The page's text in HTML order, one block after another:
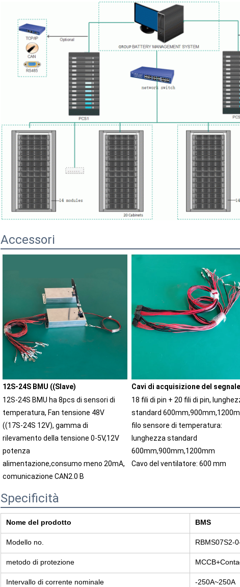
Accessori
12S-24S BMU ((Slave)
12S-24S BMU ha 8pcs di sensori di
temperatura, Fan tensione 48V
((17S-24S 12V), gamma di
rilevamento della tensione 0-5V,12V
potenza
alimentazione,consumo meno 20mA,
comunicazione CAN2.0 B
Cavi di acquisizione del segnale
18 fili di pin + 20 fili di pin,
standard
filo sensore di temperatura:
lunghezza standard
600mm,900mm,1200mm
Cavo del ventilatore: 600 mm
Specificità
Nome del prodotto BMS
Modello no. RBMS07S2-
metodo di protezione
Intervallo di corrente nominale -250A~250A